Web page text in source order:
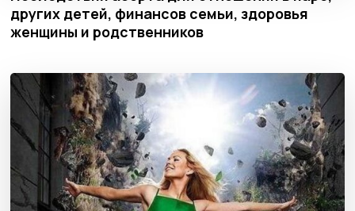
других детей, финансов семьи, здоровья
женщины и родственников